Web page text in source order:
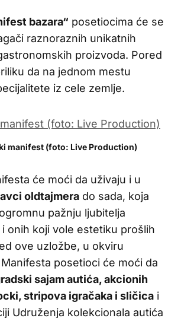
bazara“ posetiocima će se
raznoraznih unikatnih
proizvoda. Pored
da na jednom mestu
iz cele zemlje.
manifest (foto: Live Production)
će moći da uživaju i u
oldtajmera do sada, koja
pažnju ljubitelja
onih koji vole estetiku prošlih
ove uzložbe, u okviru
posetioci će moći da
sajam autića, akcionih
stripova igračaka i sličica i
Udruženja kolekcionala autića